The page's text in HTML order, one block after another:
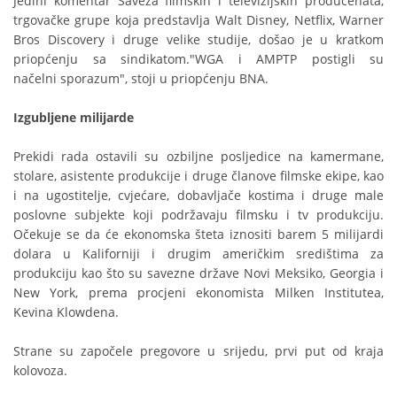
trgovačke grupe koja predstavlja Walt Disney, Netflix, Warner
Bros Discovery i druge velike studije, došao je u kratkom
priopćenju sa sindikatom."WGA i AMPTP postigli su
načelni sporazum", stoji u priopćenju BNA.
Izgubljene milijarde
Prekidi rada ostavili su ozbiljne posljedice na kamermane,
stolare, asistente produkcije i druge članove filmske ekipe, kao
i na ugostitelje, cvjećare, dobavljače kostima i druge male
poslovne subjekte koji podržavaju filmsku i tv produkciju.
Očekuje se da će ekonomska šteta iznositi barem 5 milijardi
dolara u Kaliforniji i drugim američkim središtima za
produkciju kao što su savezne države Novi Meksiko, Georgia i
New York, prema procjeni ekonomista Milken Institutea,
Kevina Klowdena.
Strane su započele pregovore u srijedu, prvi put od kraja
kolovoza.